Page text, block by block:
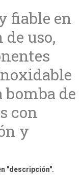
fiable en
uso,
de
con
y
"descripción".